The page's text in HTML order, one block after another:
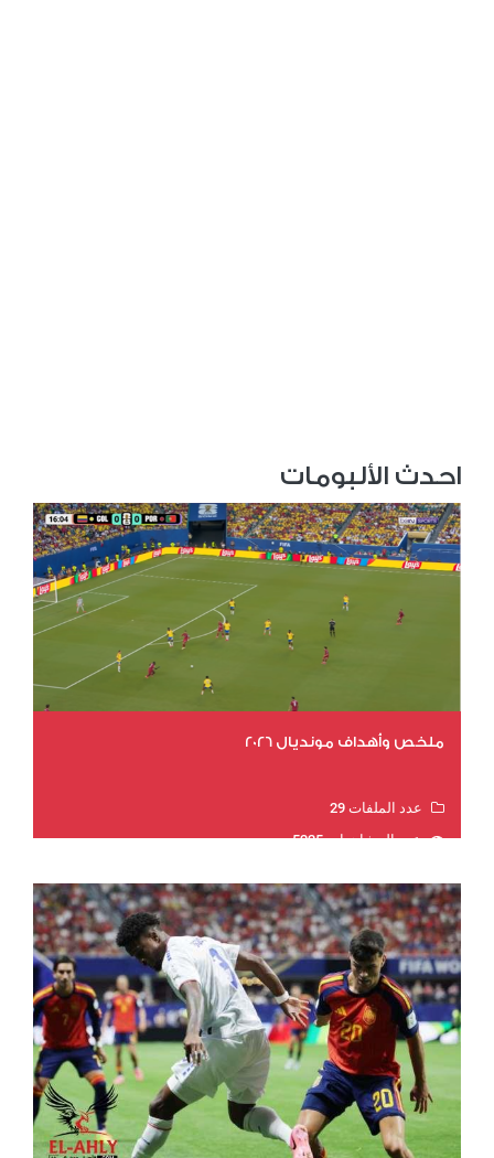
احدث الألبومات
ملخص وأهداف مونديال 2026
عدد الملفات 29
عدد المشاهدات 5225